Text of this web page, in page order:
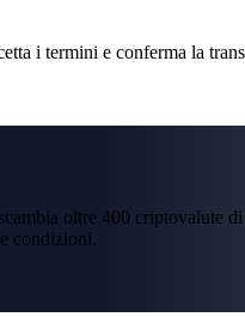
i termini e conferma la
oltre 400 criptovalute
condizioni.